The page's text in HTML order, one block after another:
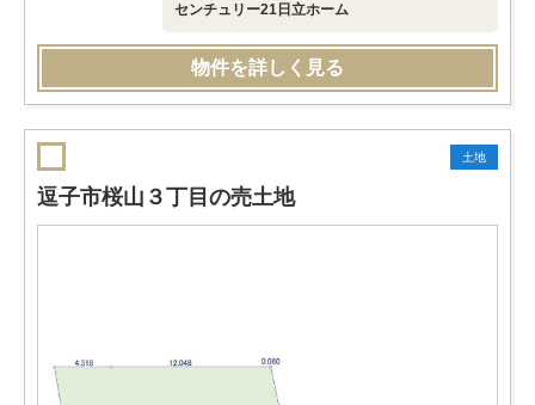
センチュリー21日立ホーム
物件を詳しく見る
土地
逗子市桜山３丁目の売土地